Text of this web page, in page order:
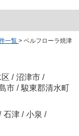
一覧 > ベルフローラ焼津
/ 沼津市 /
市 / 駿東郡清水町
石津 / 小泉 /